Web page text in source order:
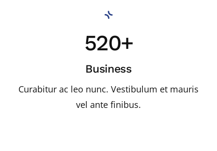
520+
Business
Curabitur ac leo nunc. Vestibulum et mauris
vel ante finibus.